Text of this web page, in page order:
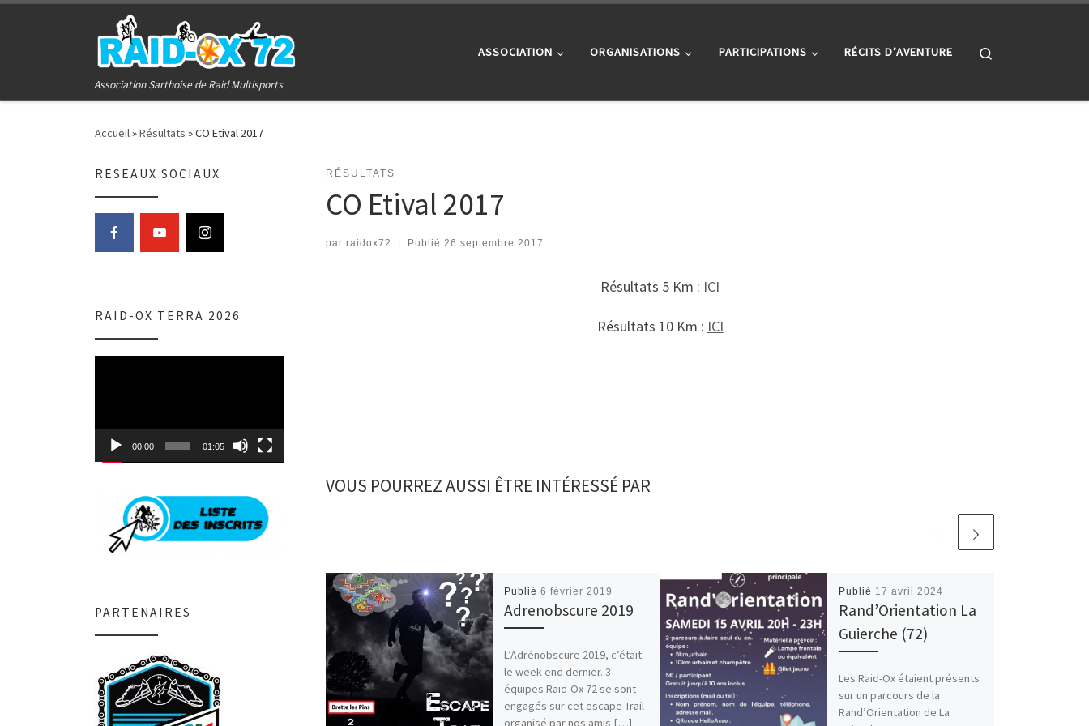
Association Sarthoise de Raid Multisports
ASSOCIATION ORGANISATIONS PARTICIPATIONS RÉCITS D’AVENTURE
Accueil»Résultats »CO Etival 2017
RÉSULTATS
CO Etival 2017
par raidox72 | Publié 26 septembre 2017
Résultats 5 Km : ICI
Résultats 10 Km : ICI
VOUS POURREZ AUSSI ÊTRE INTÉRESSÉ PAR
Publié6 février 2019
Adrenobscure 2019
L’Adrénobscure 2019, c’était
le week end dernier. 3
équipes Raid-Ox 72 se sont
engagés sur cet escape Trail
organisé par nos amis […]
Publié 17 avril 2024
Rand’Orientation La
Guierche (72)
Les Raid-Ox étaient présents
sur un parcours de la
Rand’Orientation de La
RESEAUX SOCIAUX
RAID-OX TERRA 2026
00:00 01:05
PARTENAIRES